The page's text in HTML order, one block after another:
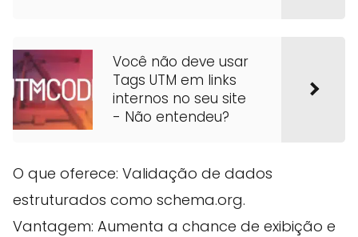
Você não deve usar
Tags UTM em links
internos no seu site
- Não entendeu?
O que oferece: Validação de dados
estruturados como schema.org.
Vantagem: Aumenta a chance de exibição e